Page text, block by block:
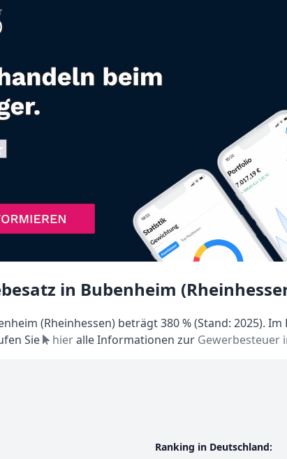
in Bubenheim
(Rheinhessen) beträgt 380 % (Stand: 2025).
Sie
hieralle Informationen zur Gewerbesteuer
Ranking in Deutschland: